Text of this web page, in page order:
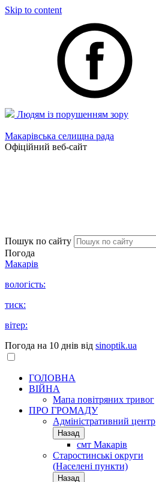
Skip to content
Людям із порушенням зору
Макарівська селищна рада
Офіційний веб-сайт
Пошук по сайту
Погода
Макарів
вологість:
тиск:
вітер:
Погода на 10 днів від sinoptik.ua
ГОЛОВНА
ВІЙНА
Мапа повітряних тривог
ПРО ГРОМАДУ
Aдміністративний центр
Назад
смт Макарів
Старостинські округи
(Населені пункти)
Назад